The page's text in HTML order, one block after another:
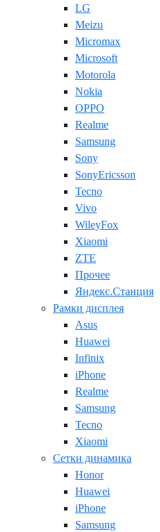
LG
Meizu
Micromax
Microsoft
Motorola
Nokia
OPPO
Realme
Samsung
Sony
SonyEricsson
Tecno
Vivo
WileyFox
Xiaomi
ZTE
Прочее
Яндекс.Станция
Рамки дисплея
Asus
Huawei
Infinix
iPhone
Realme
Samsung
Tecno
Xiaomi
Сетки динамика
Honor
Huawei
iPhone
Samsung